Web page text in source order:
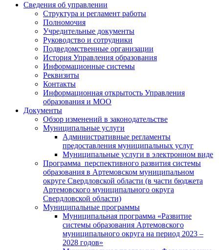
Сведения об управлении
Структура и регламент работы
Полномочия
Учредительные документы
Руководство и сотрудники
Подведомственные организации
История Управления образования
Информационные системы
Реквизиты
Контакты
Информационная открытость Управления
образования и МОО
Документы
Обзор изменений в законодательстве
Муниципальные услуги
Административные регламенты
предоставления муниципальных услуг
Муниципальные услуги в электронном виде
Программа перспективного развития системы
образования в Артемовском муниципальном
округе Свердловской области (в части бюджета
Артемовского муниципального округа
Свердловской области)
Муниципальные программы
Муниципальная программа «Развитие
системы образования Артемовского
муниципального округа на период 2023 –
2028 годов»